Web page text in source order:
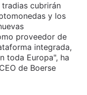
cubrirán
y los
proveedor de
integrada,
toda Europa", ha
de Boerse